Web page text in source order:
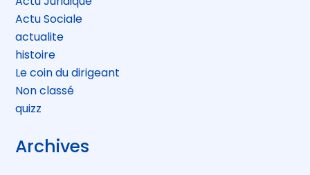
Actu Sociale
actualite
histoire
Le coin du dirigeant
Non classé
quizz
Archives